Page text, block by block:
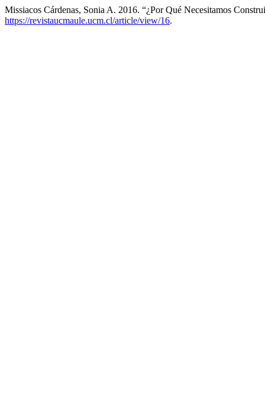
Missiacos Cárdenas, Sonia A. 2016. “¿Por Qué Necesitamos
https://revistaucmaule.ucm.cl/article/view/16.